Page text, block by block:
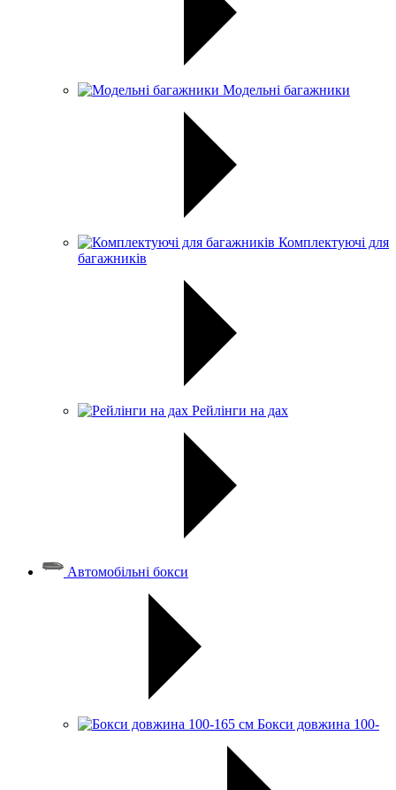
Модельні багажники
Комплектуючі для
багажників
Рейлінги на дах
Автомобільні бокси
Бокси довжина 100-